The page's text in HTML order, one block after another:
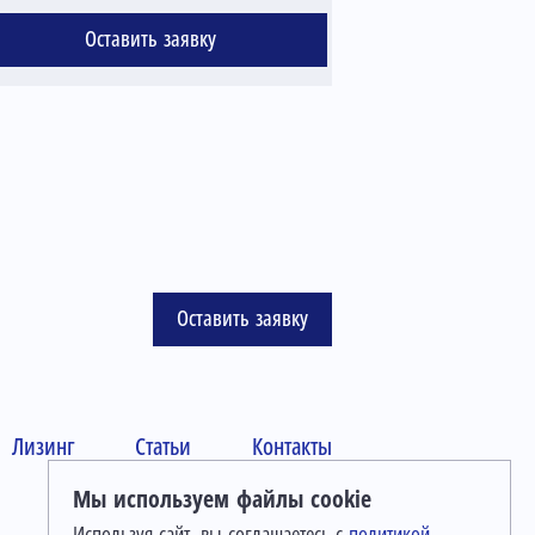
Оставить заявку
Оставить заявку
Лизинг Статьи
Контакты
Мы используем файлы cookie